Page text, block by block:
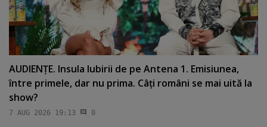
AUDIENŢE. Insula Iubirii de pe Antena 1. Emisiunea,
între primele, dar nu prima. Câţi români se mai uită la
show?
7 AUG 2026 19:13 0